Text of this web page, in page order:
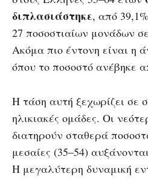
διπλασιάστηκε, από
27 ποσοστιαίων μονάδων
Ακόμα πιο έντονη είναι η
όπου το ποσοστό ανέβηκε
Η τάση αυτή ξεχωρίζει σε
ηλικιακές ομάδες. Οι
διατηρούν σταθερά
μεσαίες (35–54)
Η μεγαλύτερη δυναμική